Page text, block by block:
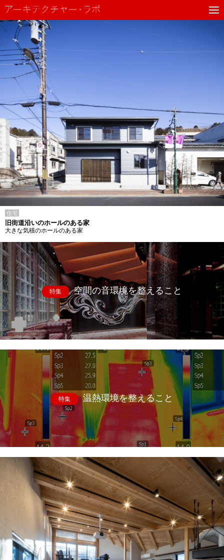
住宅
旧街道沿いのホールのある家
大きな気積のホールのある家
特集 空間の音環境を整えること
特集 温熱環境を整えること